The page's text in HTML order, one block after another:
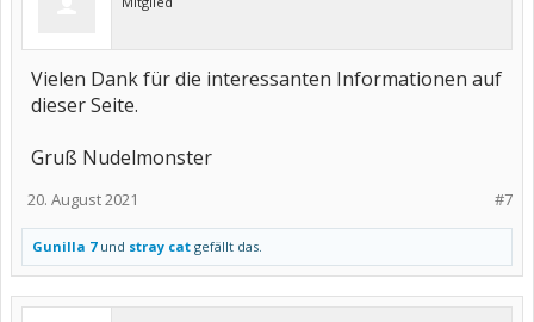
Vielen Dank für die interessanten Informationen auf
dieser Seite.
Gruß Nudelmonster
#7
20. August 2021
Gunilla 7und stray cat gefällt das.